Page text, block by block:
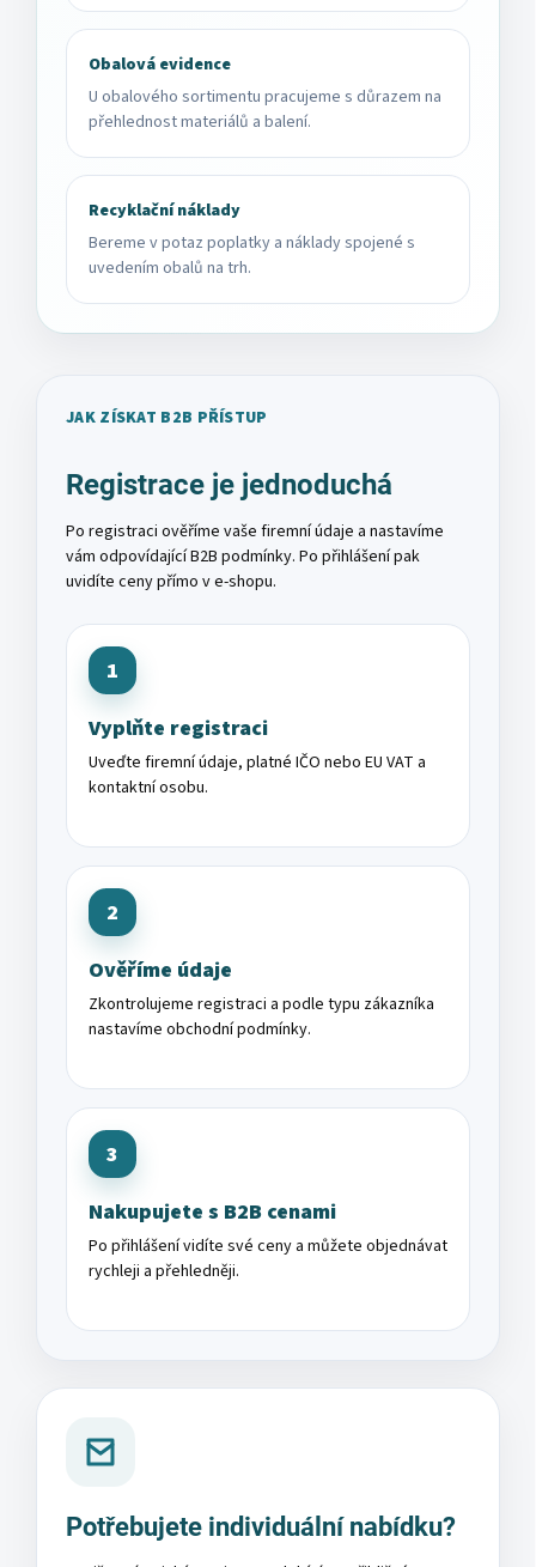
Obalová evidence
U obalového sortimentu pracujeme s důrazem na
přehlednost materiálů a balení.
Recyklační náklady
Bereme v potaz poplatky a náklady spojené s
uvedením obalů na trh.
JAK ZÍSKAT B2B PŘÍSTUP
Registrace je jednoduchá
Po registraci ověříme vaše firemní údaje a nastavíme
vám odpovídající B2B podmínky. Po přihlášení pak
uvidíte ceny přímo v e-shopu.
1
Vyplňte registraci
Uveďte firemní údaje, platné IČO nebo EU VAT a
kontaktní osobu.
2
Ověříme údaje
Zkontrolujeme registraci a podle typu zákazníka
nastavíme obchodní podmínky.
3
Nakupujete s B2B cenami
Po přihlášení vidíte své ceny a můžete objednávat
rychleji a přehledněji.
Potřebujete individuální nabídku?